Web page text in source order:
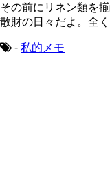
その前にリネン類を揃
散財の日々だよ。全く
- 私的メモ